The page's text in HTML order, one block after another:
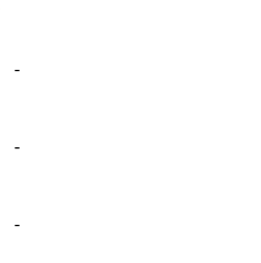
-
-
-